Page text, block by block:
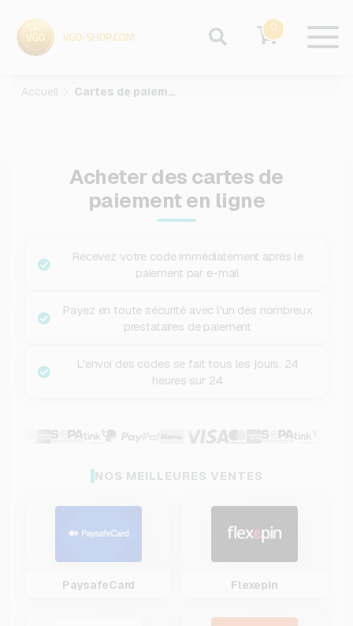
0
Accueil Cartes de paiement
Acheter des cartes de
paiement en ligne
Recevez votre code immédiatement après le
paiement par e-mail
Payez en toute sécurité avec l'un des nombreux
prestataires de paiement
L'envoi des codes se fait tous les jours, 24
heures sur 24
NOS MEILLEURES VENTES
PaysafeCard Flexepin